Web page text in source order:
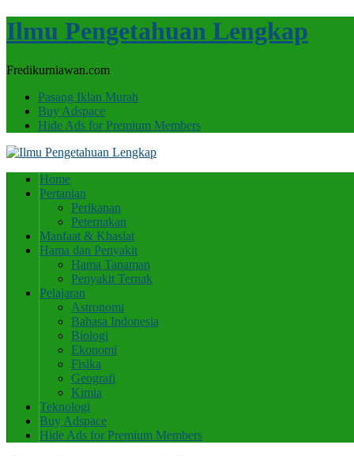
Ilmu Pengetahuan Lengkap
Fredikurniawan.com
Pasang Iklan Murah
Buy Adspace
Hide Ads for Premium Members
Home
Pertanian
Perikanan
Peternakan
Manfaat & Khasiat
Hama dan Penyakit
Hama Tanaman
Penyakit Ternak
Pelajaran
Astronomi
Bahasa Indonesia
Biologi
Ekonomi
Fisika
Geografi
Kimia
Teknologi
Buy Adspace
Hide Ads for Premium Members